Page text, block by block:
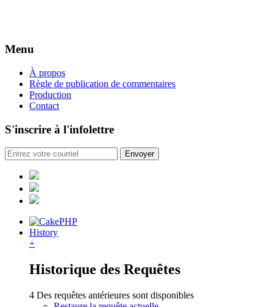
Menu
À propos
Règle de publication de commentaires
Production
Contact
S'inscrire à l'infolettre
History
+
Historique des Requêtes
4 Des requêtes antérieures sont disponibles